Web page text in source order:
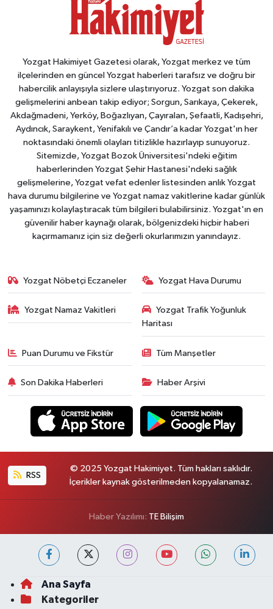
Yozgat Hakimiyet Gazetesi olarak, Yozgat merkez ve tüm
ilçelerinden en güncel Yozgat haberleri tarafsız ve doğru bir
habercilik anlayışıyla sizlere ulaştırıyoruz. Yozgat son dakika
gelişmelerini anbean takip ediyor; Sorgun, Sarıkaya, Çekerek,
Akdağmadeni, Yerköy, Boğazlıyan, Çayıralan, Şefaatli, Kadışehri,
Aydıncık, Saraykent, Yenifakılı ve Çandır’a kadar Yozgat'ın her
noktasındaki önemli olayları titizlikle hazırlayıp sunuyoruz.
Sitemizde, Yozgat Bozok Üniversitesi'ndeki eğitim
haberlerinden Yozgat Şehir Hastanesi'ndeki sağlık
gelişmelerine, Yozgat vefat edenler listesinden anlık Yozgat
hava durumu bilgilerine ve Yozgat namaz vakitlerine kadar günlük
yaşamınızı kolaylaştıracak tüm bilgileri bulabilirsiniz. Yozgat'ın en
güvenilir haber kaynağı olarak, bölgenizdeki hiçbir haberi
kaçırmamanız için siz değerli okurlarımızın yanındayız.
Yozgat Nöbetçi Eczaneler Yozgat Hava Durumu
Yozgat Namaz Vakitleri
Yozgat Trafik Yoğunluk
Haritası
Puan Durumu ve Fikstür Tüm Manşetler
Son Dakika Haberleri Haber Arşivi
RSS
© 2025 Yozgat Hakimiyet. Tüm hakları saklıdır.
İçerikler kaynak gösterilmeden kopyalanamaz.
Haber Yazılımı: TE Bilişim
Ana Sayfa
Kategoriler